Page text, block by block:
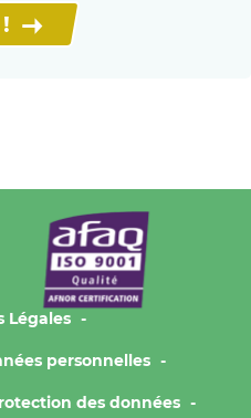
Légales
personnelles
des données